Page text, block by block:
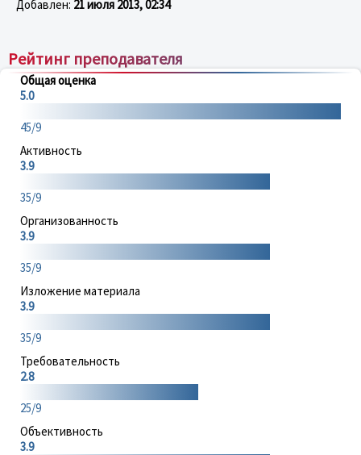
Добавлен: 21 июля 2013, 02:34
Рейтинг преподавателя
Общая оценка
5.0
45/9
Активность
3.9
35/9
Организованность
3.9
35/9
Изложение материала
3.9
35/9
Требовательность
2.8
25/9
Объективность
3.9